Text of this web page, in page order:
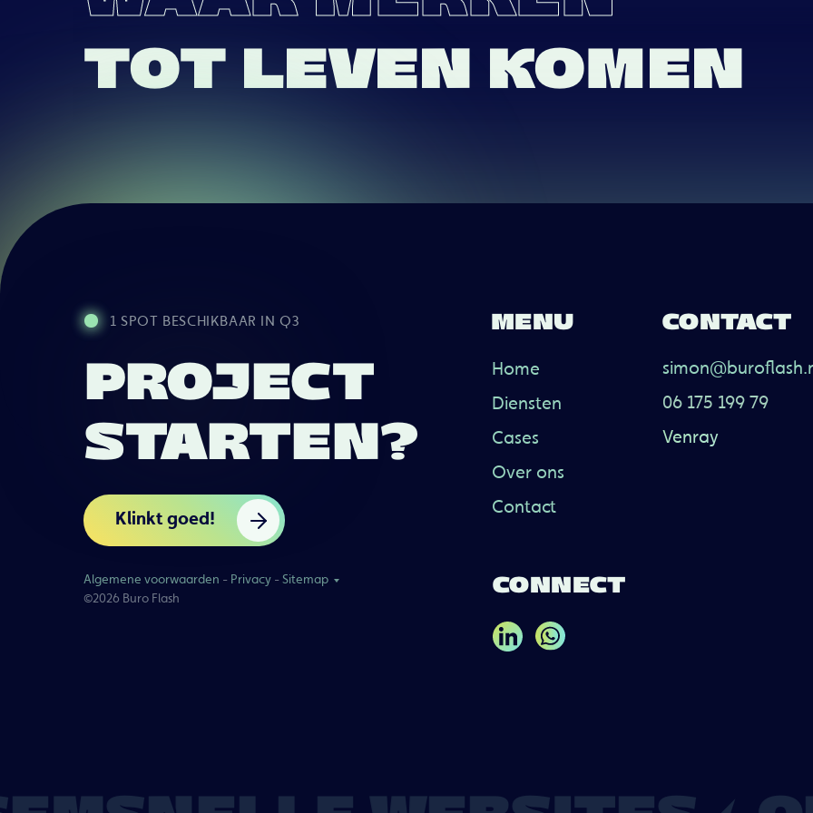
TOT LEVEN KOMEN
CONTACT
MENU
Venray
Klinkt goed!
1 SPOT BESCHIKBAAR IN Q3
CONNECT
Algemene voorwaarden - Privacy -Sitemap
©2026 Buro Flash
PROJECT
STARTEN?
Home
Diensten
Cases
Over ons
Contact
06 175 199 79